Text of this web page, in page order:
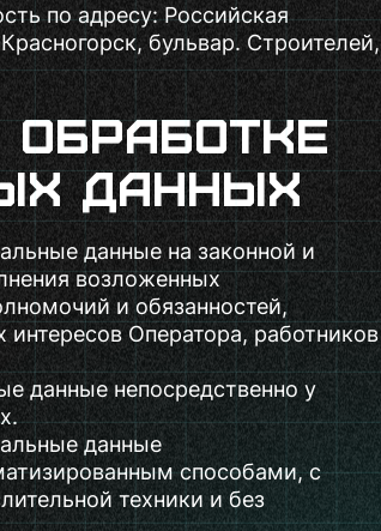
по адресу: Российская
бульвар. Строителей,
данных
данные на законной и
возложенных
и обязанностей,
Оператора, работников
данные непосредственно у
данные
способами, с
техники и без